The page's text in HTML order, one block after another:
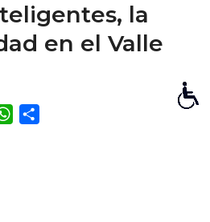
la
en el Valle
WhatsApp